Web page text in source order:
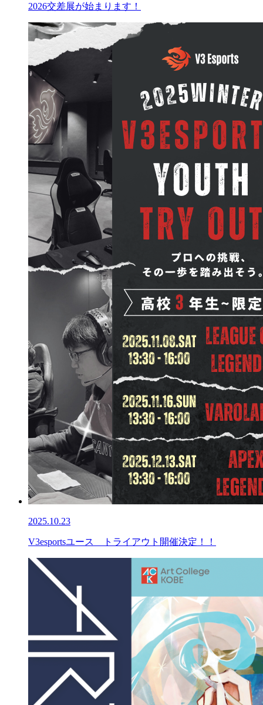
2026交差展が始まります！
2025.10.23
V3esportsユース トライアウト開催決定！！